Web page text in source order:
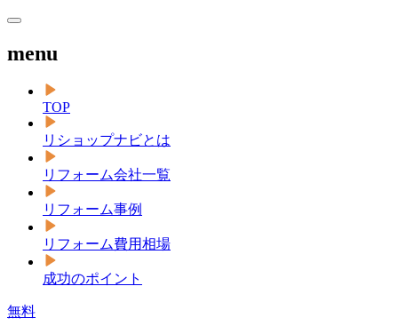
menu
TOP
リショップナビとは
リフォーム会社一覧
リフォーム事例
リフォーム費用相場
成功のポイント
無料